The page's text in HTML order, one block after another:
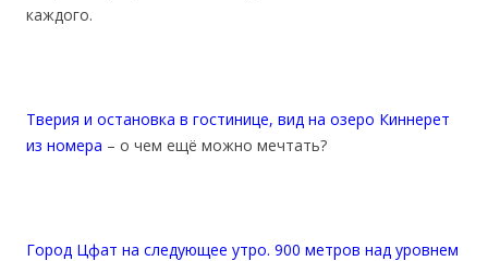
каждого.
Тверия и остановка в гостинице, вид на озеро Киннерет
из номера – о чем ещё можно мечтать?
Город Цфат на следующее утро. 900 метров над уровнем